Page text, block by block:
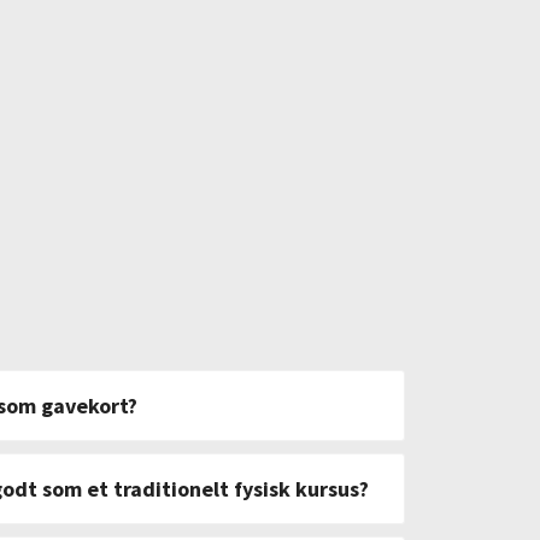
gavekort?
på et vilkårligt kursus.Læs mere her
som et traditionelt fysisk kursus?